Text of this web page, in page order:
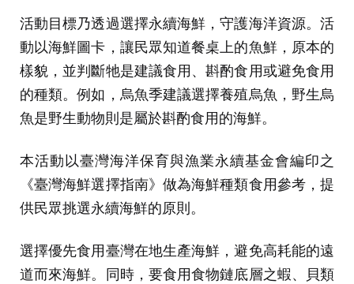
活動目標乃透過選擇永續海鮮，守護海洋資源。活
動以海鮮圖卡，讓民眾知道餐桌上的魚鮮，原本的
樣貌，並判斷牠是建議食用、斟酌食用或避免食用
的種類。例如，烏魚季建議選擇養殖烏魚，野生烏
魚是野生動物則是屬於斟酌食用的海鮮。
本活動以臺灣海洋保育與漁業永續基金會編印之
《臺灣海鮮選擇指南》做為海鮮種類食用參考，提
供民眾挑選永續海鮮的原則。
選擇優先食用臺灣在地生產海鮮，避免高耗能的遠
道而來海鮮。同時，要食用食物鏈底層之蝦、貝類